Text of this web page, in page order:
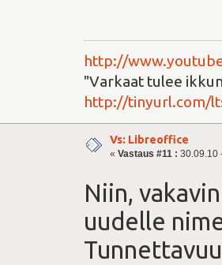
http://
"Varkaat tulee
http://tinyurl.com/
Vs: Libreoffice
« Vastaus #11 : 30.09.10
Niin,
uudelle